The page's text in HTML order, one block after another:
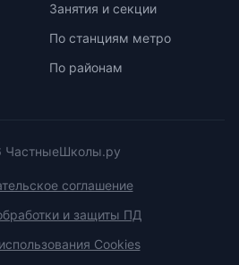
финансовые
и
услуг.
Занятия и секции
По станциям метро
По районам
ЧастныеШколы.ру
соглашение
и защиты ПД
Cookies